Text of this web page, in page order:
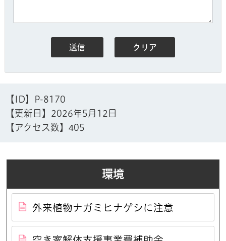
【ID】
P-8170
【更新日】 2026年5月12日
【アクセス数】405
環境
外来植物ナガミヒナゲシに注意